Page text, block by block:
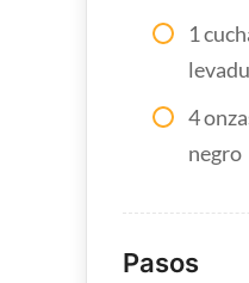
1
4
negro
Pasos